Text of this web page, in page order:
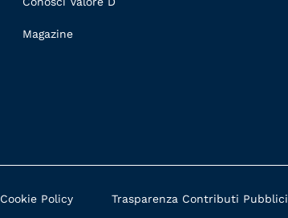
Magazine
Cookie Policy Trasparenza Contributi Pubblici